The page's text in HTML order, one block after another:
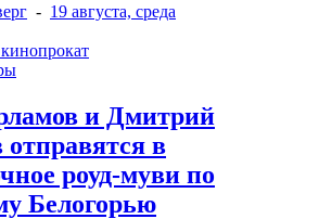
- 19 августа, среда
и Дмитрий
в
роуд-муви по
Белогорью